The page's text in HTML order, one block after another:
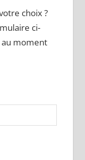
choix ?
ci-
au moment